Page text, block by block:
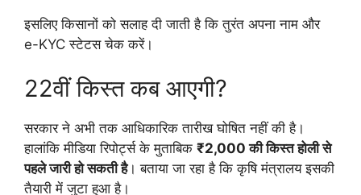
इसलिए किसानों को सलाह दी जाती है कि तुरंत अपना नाम और
e-KYC स्टेटस चेक करें।
22वीं किस्त कब आएगी?
सरकार ने अभी तक आधिकारिक तारीख घोषित नहीं की है।
हालांकि मीडिया रिपोर्ट्स के मुताबिक ₹2,000 की किस्त होली से
पहले जारी हो सकती है। बताया जा रहा है कि कृषि मंत्रालय इसकी
तैयारी में जुटा हुआ है।